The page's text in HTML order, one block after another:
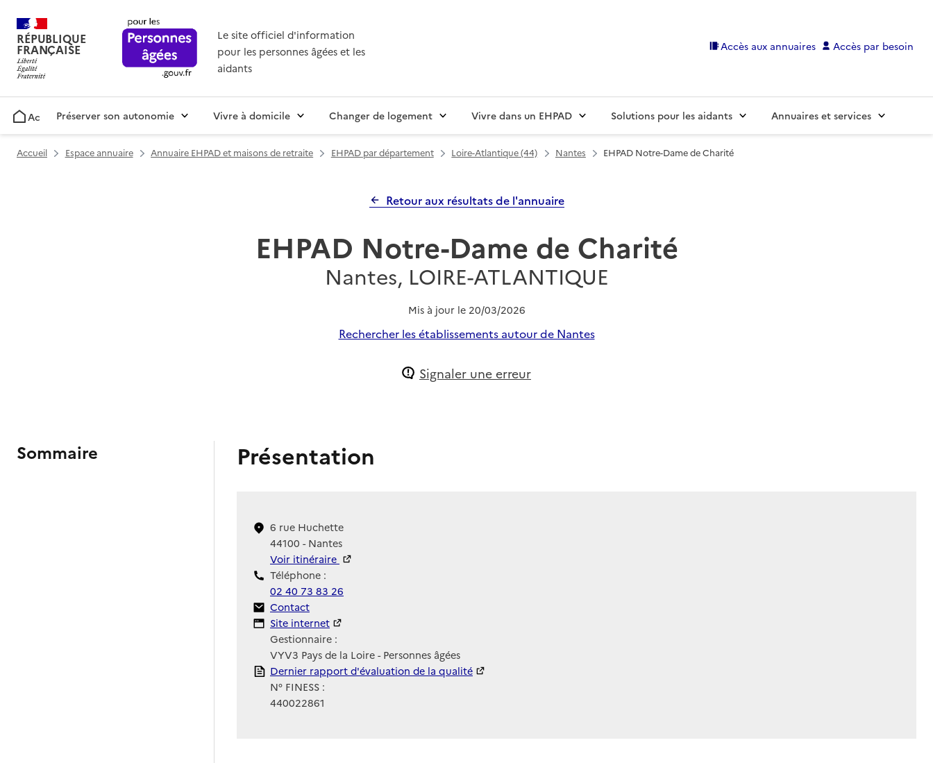
RÉPUBLIQUE
FRANÇAISE
Le site officiel d'information
pour les personnes âgées et les
aidants
Accès aux annuaires Accès par besoin
AccueilPréserver son autonomie Vivre à domicile Changer de logement Vivre dans un EHPAD Solutions pour les aidants Annuaires et services
Accueil Espace annuaire Annuaire EHPAD et maisons de retraite EHPAD par département Loire-Atlantique (44) Nantes EHPAD Notre-Dame de Charité
Retour aux résultats de l'annuaire
EHPAD Notre-Dame de Charité
Nantes, LOIRE-ATLANTIQUE
Mis à jour le 20/03/2026
Rechercher les établissements autour de Nantes
Signaler une erreur
Sommaire Présentation
6 rue Huchette
44100 - Nantes
Voir itinéraire
Téléphone :
02 40 73 83 26
Contact
Contact
Site Internet
Site internet
Gestionnaire :
VYV3 Pays de la Loire - Personnes âgées
Rapport HAS
Dernier rapport d'évaluation de la qualité
N° FINESS :
440022861